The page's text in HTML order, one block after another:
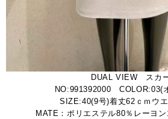
DUAL VIEW スカ
NO:991392000 COLOR:03(
SIZE:40(9号)着丈62ｃｍウ
MATE：ポリエステル80％レーヨ